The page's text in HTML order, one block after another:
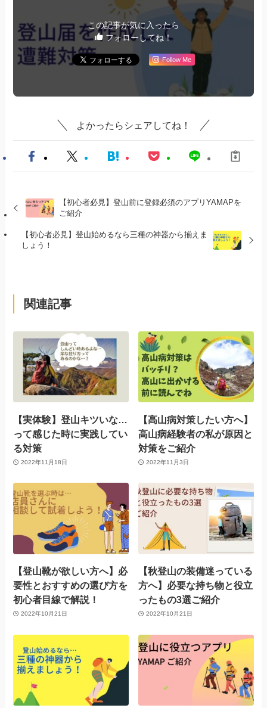
この記事が気に入ったら
フォローしてね！
Follow Me
よかったらシェアしてね！
【初心者必見】登山前に登録必須のアプリYAMAPを
ご紹介
【初心者必見】登山始めるなら三種の神器から揃えま
しょう！
関連記事
【実体験】登山キツいな…
って感じた時に実践してい
る対策
2022年11月18日
【高山病対策したい方へ】
高山病経験者の私が原因と
対策をご紹介
2022年11月3日
【登山靴が欲しい方へ】必
要性とおすすめの選び方を
初心者目線で解説！
2022年10月21日
【秋登山の装備迷っている
方へ】必要な持ち物と役立
ったもの3選ご紹介
2022年10月21日